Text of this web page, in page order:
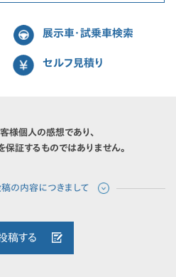
展示車・試乗車検索
セルフ見積り
様個人の感想であり、
保証するものではありません。
稿する